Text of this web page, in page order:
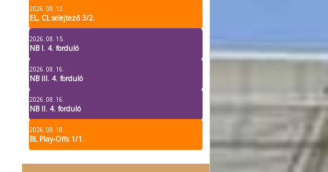
2026. 08. 13.
EL, CL selejtező 3/2.
2026. 08. 15.
NB I. 4. forduló
2026. 08. 16.
NB III. 4. forduló
2026. 08. 16.
NB II. 4. forduló
2026. 08. 18.
BL Play-Offs 1/1.